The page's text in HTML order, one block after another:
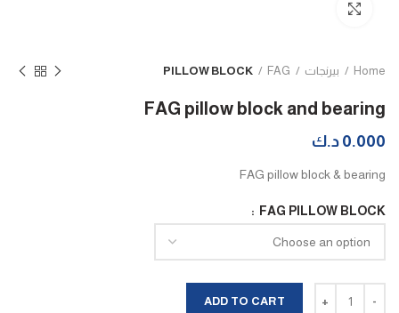
Home بيرنجات FAG
PILLOW BLOCK
FAG pillow block and bearing
0.000 د.ك
FAG pillow block & bearing
FAG PILLOW BLOCK
ADD TO CART